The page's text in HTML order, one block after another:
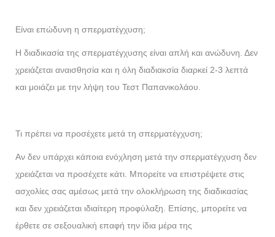
Είναι επώδυνη η σπερματέγχυση;
Η διαδικασία της σπερματέγχυσης είναι απλή και ανώδυνη. Δεν
χρειάζεται αναισθησία και η όλη διαδιακσία διαρκεί 2-3 λεπτά
και μοιάζει με την λήψη του Τεστ Παπανικολάου.
Τι πρέπει να προσέχετε μετά τη σπερματέγχυση;
Αν δεν υπάρχει κάποια ενόχληση μετά την σπερματέγχυση δεν
χρειάζεται να προσέχετε κάτι. Μπορείτε να επιστρέψετε στις
ασχολίες σας αμέσως μετά την ολοκλήρωση της διαδικασίας
και δεν χρειάζεται ιδιαίτερη προφύλαξη. Επίσης, μπορείτε να
έρθετε σε σεξουαλική επαφή την ίδια μέρα της